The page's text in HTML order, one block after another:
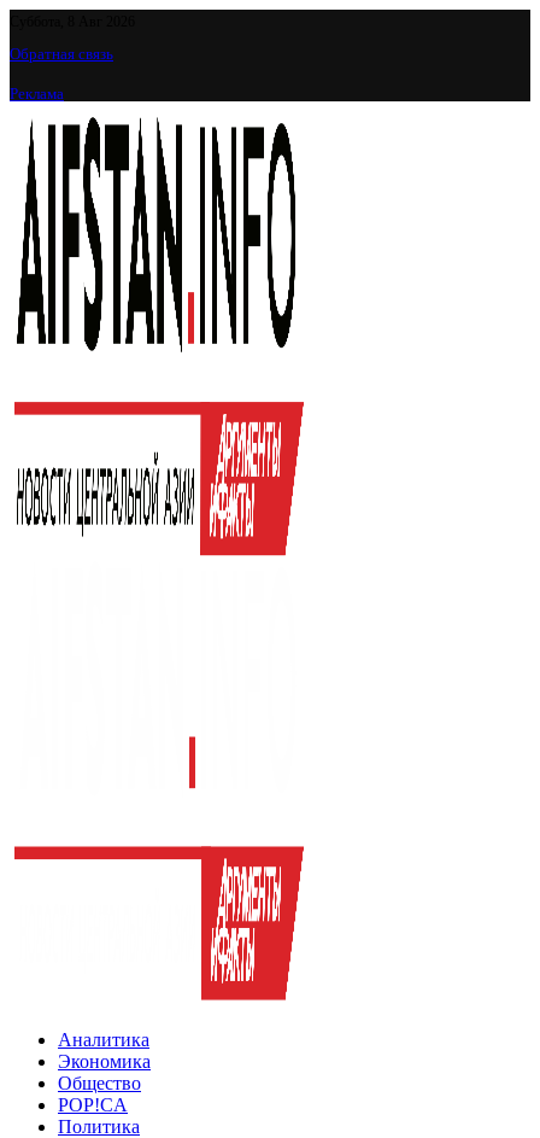
Обратная связь
Реклама
Аналитика
Экономика
Общество
POP!CA
Политика